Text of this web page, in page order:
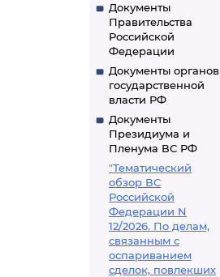
Документы
Правительства
Российской
Федерации
Документы органов
государственной
власти РФ
Документы
Президиума и
Пленума ВС РФ
"Тематический
обзор ВС
Российской
Федерации N
12/2026. По делам,
связанным с
оспариванием
сделок, повлекших